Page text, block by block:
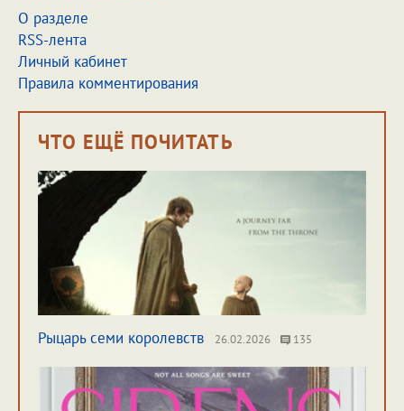
О разделе
RSS-лента
Личный кабинет
Правила комментирования
ЧТО ЕЩЁ ПОЧИТАТЬ
Рыцарь семи королевств 26.02.2026 135